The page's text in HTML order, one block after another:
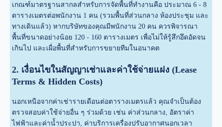
เกณฑ์มาตรฐานสากลสำหรับการจัดพื้นที่ทำงานคือ ประมาณ 6 - 8
ตารางเมตรต่อพนักงาน 1 คน (รวมพื้นที่ส่วนกลาง ห้องประชุม และ
ทางเดินแล้ว) หากบริษัทของคุณมีพนักงาน 20 คน ควรพิจารณา
พื้นที่ขนาดอย่างน้อย 120 - 160 ตารางเมตร เพื่อไม่ให้รู้สึกอึดอัดจน
เกินไป และเผื่อพื้นที่สำหรับการขยายทีมในอนาคต
2. เงื่อนไขในสัญญาเช่าและค่าใช้จ่ายแฝง (Lease
Terms & Hidden Costs)
นอกเหนือจากค่าเช่ารายเดือนต่อตารางเมตรแล้ว คุณจำเป็นต้อง
ตรวจสอบค่าใช้จ่ายอื่น ๆ ร่วมด้วย เช่น ค่าส่วนกลาง, อัตราค่า
ไฟฟ้าและค่าน้ำประปา, ค่าบริการเครื่องปรับอากาศนอกเวลา